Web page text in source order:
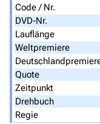
Code / Nr.
DVD-Nr.
Lauflänge
Weltpremiere
Quote
Zeitpunkt
Drehbuch
Regie